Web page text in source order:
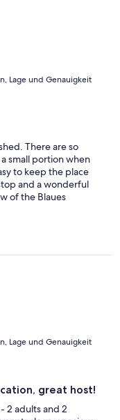
Lage und Genauigkeit
There are so
small portion when
to keep the place
and a wonderful
of the Blaues
Lage und Genauigkeit
great host!
2 adults and 2